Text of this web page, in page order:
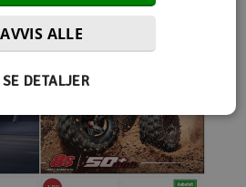
AVVIS ALLE
SE DETALJER